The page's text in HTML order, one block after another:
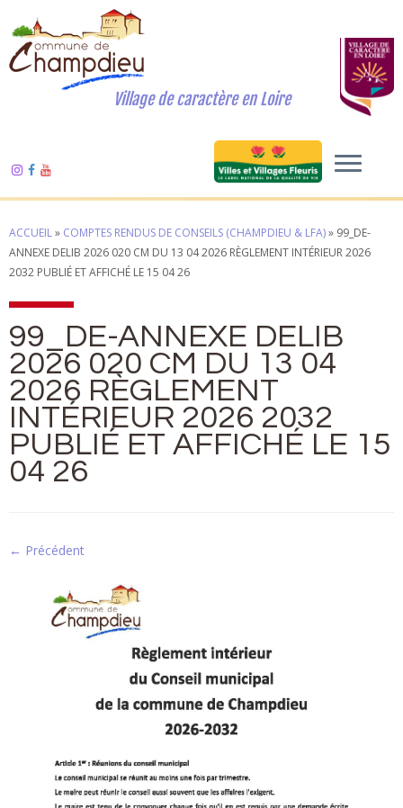
Village de caractère en Loire
ACCUEIL» COMPTES RENDUS DE CONSEILS (CHAMPDIEU & LFA)» 99_DE-
ANNEXE DELIB 2026 020 CM DU 13 04 2026 RÈGLEMENT INTÉRIEUR 2026
2032 PUBLIÉ ET AFFICHÉ LE 15 04 26
99_DE-ANNEXE DELIB
2026 020 CM DU 13 04
2026 RÈGLEMENT
INTÉRIEUR 2026 2032
PUBLIÉ ET AFFICHÉ LE 15
04 26
← Précédent